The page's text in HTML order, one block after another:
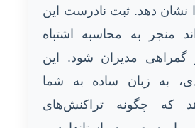
نشان دهد. ثبت نادرست این
منجر به محاسبه اشتباه
مدیران شود. این
به زبان ساده به شما
که چگونه تراکنش‌های